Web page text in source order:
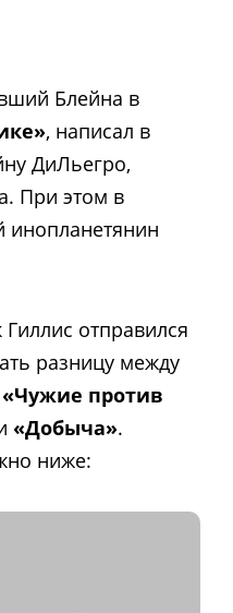
Блейна в
, написал в
ДиЛьегро,
При этом в
инопланетянин
отправился
разницу между
«Чужие против
«Добыча».
ниже: